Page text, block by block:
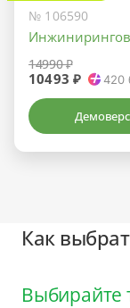
№ 106590
14990 ₽
10493 ₽ 420
Как
Выбирайте